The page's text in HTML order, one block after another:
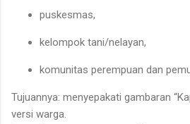
puskesmas,
kelompok tani/nelayan,
komunitas perempuan dan
Tujuannya: menyepakati gambaran
versi warga.